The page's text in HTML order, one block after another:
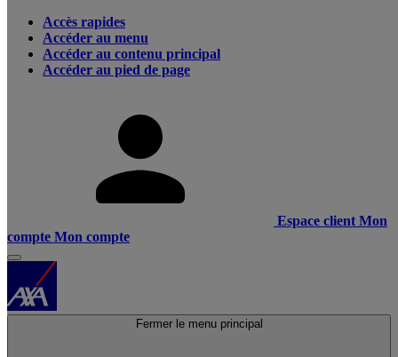
Accès rapides
Accéder au menu
Accéder au contenu principal
Accéder au pied de page
Espace client Mon
compte Mon compte
Fermer le menu principal